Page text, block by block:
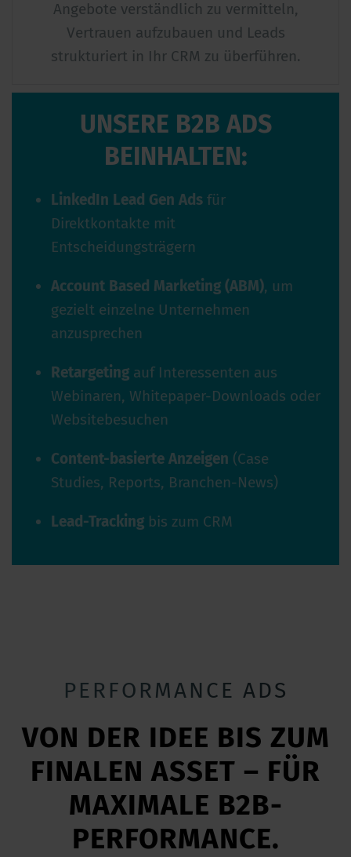
Angebote verständlich zu vermitteln,
Vertrauen aufzubauen und Leads
strukturiert in Ihr CRM zu überführen.
UNSERE B2B ADS
BEINHALTEN:
LinkedIn Lead Gen Ads für
Direktkontakte mit
Entscheidungsträgern
Account Based Marketing (ABM), um
gezielt einzelne Unternehmen
anzusprechen
Retargeting auf Interessenten aus
Webinaren, Whitepaper-Downloads oder
Websitebesuchen
Content-basierte Anzeigen (Case
Studies, Reports, Branchen-News)
Lead-Tracking bis zum CRM
PERFORMANCE ADS
VON DER IDEE BIS ZUM
FINALEN ASSET – FÜR
MAXIMALE B2B-
PERFORMANCE.